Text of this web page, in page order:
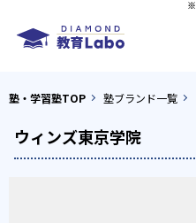
塾・学習塾TOP 塾ブランド一覧
ウィンズ東京学院